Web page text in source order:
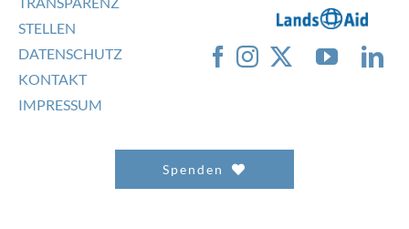
TRANSPARENZ
STELLEN
DATENSCHUTZ
KONTAKT
IMPRESSUM
Spenden